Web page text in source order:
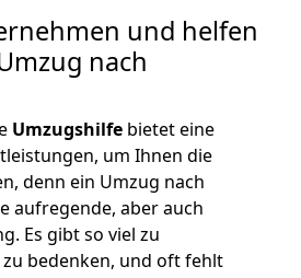
und helfen
nach
Umzugshilfe bietet eine
um Ihnen die
denn ein Umzug nach
aufregende, aber auch
Es gibt so viel zu
bedenken, und oft fehlt